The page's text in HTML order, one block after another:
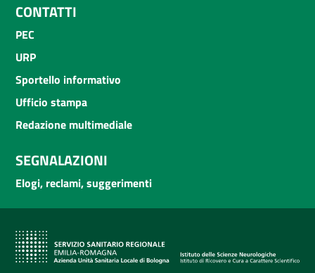
CONTATTI
PEC
URP
Sportello informativo
Ufficio stampa
Redazione multimediale
SEGNALAZIONI
Elogi, reclami, suggerimenti